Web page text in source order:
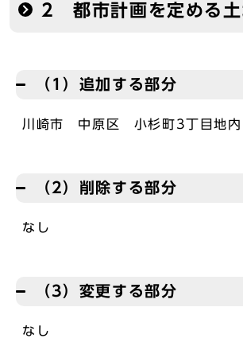
2 都市計画を定める土
（1）追加する部分
川崎市 中原区 小杉町3丁目地内
（2）削除する部分
なし
（3）変更する部分
なし